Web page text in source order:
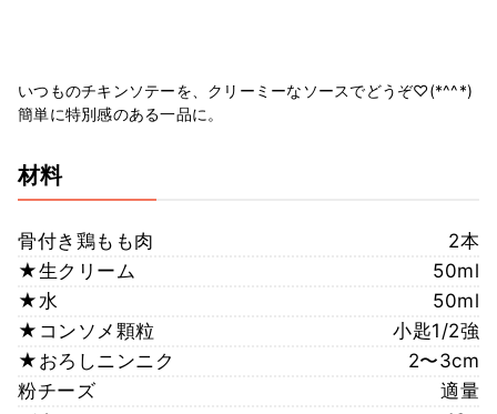
いつものチキンソテーを、クリーミーなソースでどうぞ♡(*^^*)
簡単に特別感のある一品に。
材料
骨付き鶏もも肉
2本
★生クリーム
50ml
★水
50ml
★コンソメ顆粒
小匙1/2強
★おろしニンニク
2〜3cm
粉チーズ
適量